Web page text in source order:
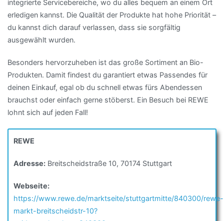
integrierte Servicebereiche, wo du alles bequem an einem Ort
erledigen kannst. Die Qualität der Produkte hat hohe Priorität –
du kannst dich darauf verlassen, dass sie sorgfältig
ausgewählt wurden.
Besonders hervorzuheben ist das große Sortiment an Bio-
Produkten. Damit findest du garantiert etwas Passendes für
deinen Einkauf, egal ob du schnell etwas fürs Abendessen
brauchst oder einfach gerne stöberst. Ein Besuch bei REWE
lohnt sich auf jeden Fall!
REWE
Adresse: Breitscheidstraße 10, 70174 Stuttgart
Webseite:
https://www.rewe.de/marktseite/stuttgartmitte/840300/rewe-
markt-breitscheidstr-10?